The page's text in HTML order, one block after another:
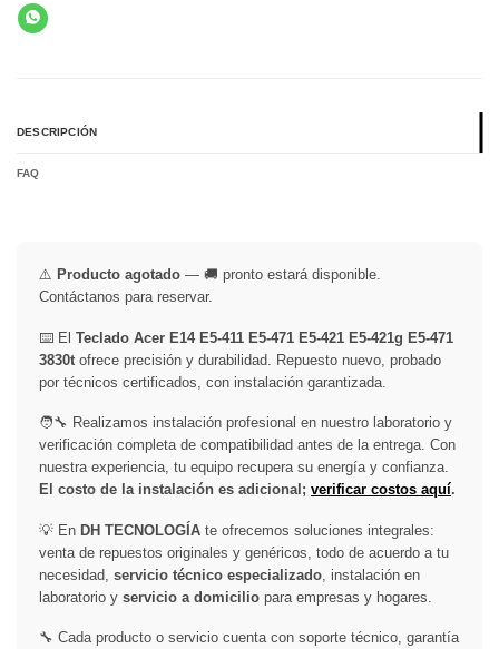
DESCRIPCIÓN
FAQ
⚠️ Producto agotado — 🚚 pronto estará disponible.
Contáctanos para reservar.
⌨️ El Teclado Acer E14 E5-411 E5-471 E5-421 E5-421g E5-471
3830t ofrece precisión y durabilidad. Repuesto nuevo, probado
por técnicos certificados, con instalación garantizada.
🧑‍🔧 Realizamos instalación profesional en nuestro laboratorio y
verificación completa de compatibilidad antes de la entrega. Con
nuestra experiencia, tu equipo recupera su energía y confianza.
El costo de la instalación es adicional; verificar costos aquí.
💡 En DH TECNOLOGÍA te ofrecemos soluciones integrales:
venta de repuestos originales y genéricos, todo de acuerdo a tu
necesidad, servicio técnico especializado , instalación en
laboratorio y servicio a domicilio para empresas y hogares.
🔧 Cada producto o servicio cuenta con soporte técnico, garantía